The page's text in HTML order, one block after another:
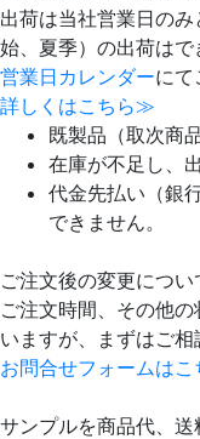
出荷は当社営業日の
始、夏季）の出荷はで
営業日カレンダーにて
詳しくはこちら≫
既製品（取次商
在庫が不足し、
代金先払い（銀
できません。
ご注文後の変更につい
ご注文時間、その他
いますが、まずはご相
お問合せフォームは
サンプルを商品代、送